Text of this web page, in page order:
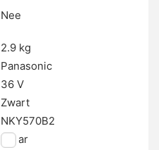
Nee
2.9 kg
Panasonic
36 V
Zwart
NKY570B2
2 jaar